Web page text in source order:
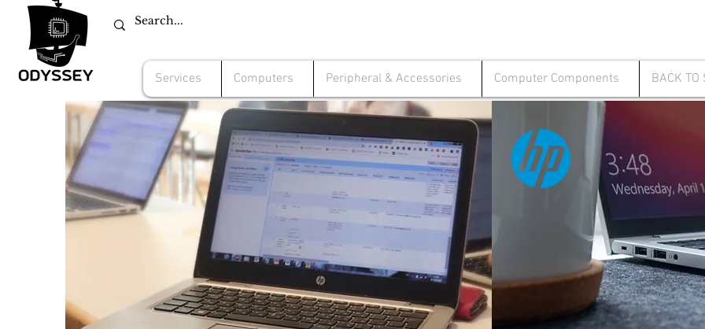
Services Computers Peripheral & Accessories Computer Components BACK TO